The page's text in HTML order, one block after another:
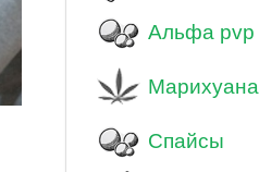
Альфа pvp
Марихуана
Спайсы